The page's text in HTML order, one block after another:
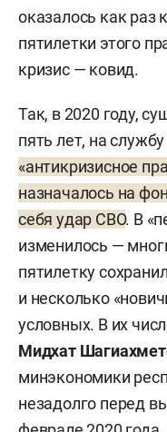
оказалось как раз
пятилетки этого
кризис — ковид.
Так, в 2020 году,
пять лет, на
«антикризисное
назначалось на
себя удар СВО. В
изменилось —
пятилетку
и несколько
условных. В их
Мидхат
минэкономики
незадолго перед